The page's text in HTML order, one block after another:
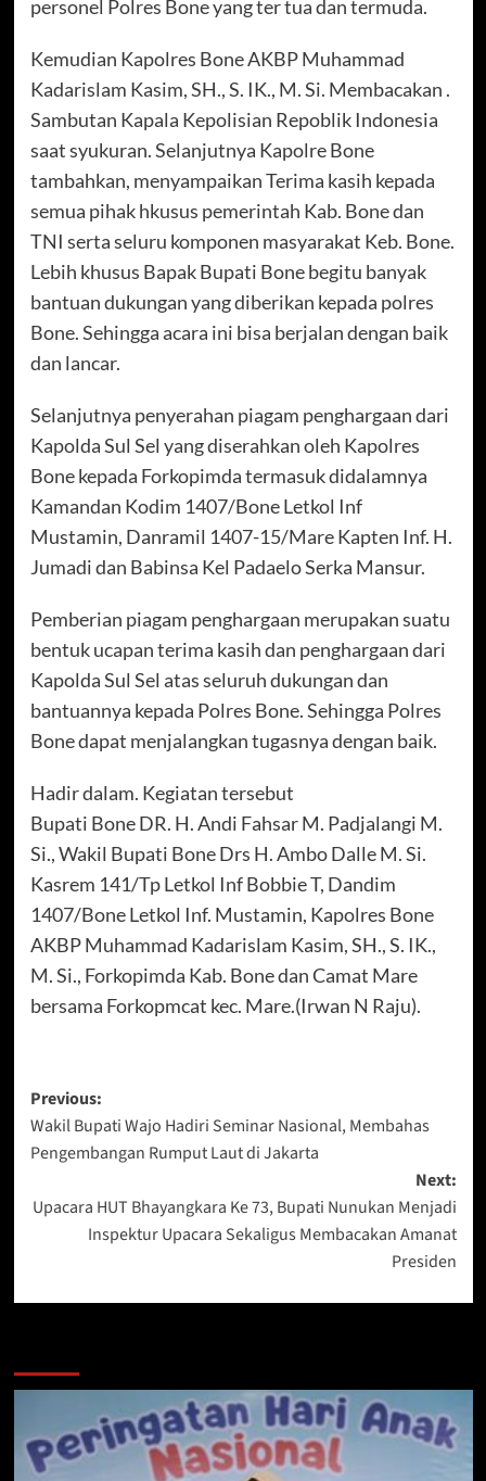
personel Polres Bone yang ter tua dan termuda.
Kemudian Kapolres Bone AKBP Muhammad
Kadarislam Kasim, SH., S. IK., M. Si. Membacakan .
Sambutan Kapala Kepolisian Repoblik Indonesia
saat syukuran. Selanjutnya Kapolre Bone
tambahkan, menyampaikan Terima kasih kepada
semua pihak hkusus pemerintah Kab. Bone dan
TNI serta seluru komponen masyarakat Keb. Bone.
Lebih khusus Bapak Bupati Bone begitu banyak
bantuan dukungan yang diberikan kepada polres
Bone. Sehingga acara ini bisa berjalan dengan baik
dan lancar.
Selanjutnya penyerahan piagam penghargaan dari
Kapolda Sul Sel yang diserahkan oleh Kapolres
Bone kepada Forkopimda termasuk didalamnya
Kamandan Kodim 1407/Bone Letkol Inf
Mustamin, Danramil 1407-15/Mare Kapten Inf. H.
Jumadi dan Babinsa Kel Padaelo Serka Mansur.
Pemberian piagam penghargaan merupakan suatu
bentuk ucapan terima kasih dan penghargaan dari
Kapolda Sul Sel atas seluruh dukungan dan
bantuannya kepada Polres Bone. Sehingga Polres
Bone dapat menjalangkan tugasnya dengan baik.
Hadir dalam. Kegiatan tersebut
Bupati Bone DR. H. Andi Fahsar M. Padjalangi M.
Si., Wakil Bupati Bone Drs H. Ambo Dalle M. Si.
Kasrem 141/Tp Letkol Inf Bobbie T, Dandim
1407/Bone Letkol Inf. Mustamin, Kapolres Bone
AKBP Muhammad Kadarislam Kasim, SH., S. IK.,
M. Si., Forkopimda Kab. Bone dan Camat Mare
bersama Forkopmcat kec. Mare.(Irwan N Raju).
Post
navigation
Previous:
Wakil Bupati Wajo Hadiri Seminar Nasional, Membahas
Pengembangan Rumput Laut di Jakarta
Next:
Upacara HUT Bhayangkara Ke 73, Bupati Nunukan Menjadi
Inspektur Upacara Sekaligus Membacakan Amanat
Presiden